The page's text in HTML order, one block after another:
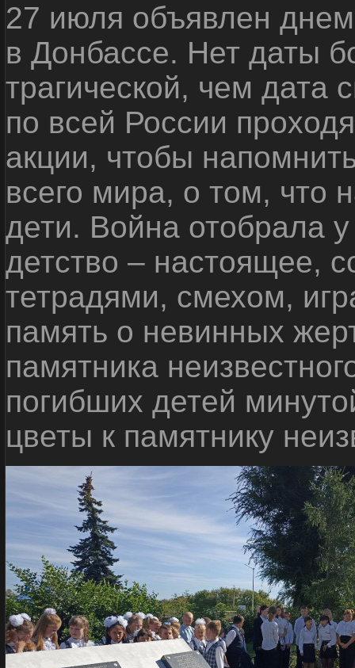
27 июля объявлен
в Донбассе. Нет даты
трагической, чем дата
по всей России
акции, чтобы
всего мира, о том, что
дети. Война отобрала
детство – настоящее,
тетрадями, смехом,
память о невинных
памятника
погибших детей
цветы к памятнику